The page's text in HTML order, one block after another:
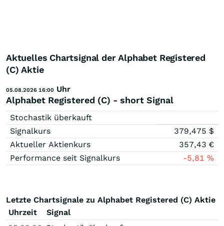
Aktuelles Chartsignal der Alphabet Registered
(C) Aktie
05.08.2026 16:00 Uhr
Alphabet Registered (C) - short Signal
Stochastik überkauft
Signalkurs
379,475 $
Aktueller Aktienkurs
357,43 €
Performance seit Signalkurs
-5,81 %
Letzte Chartsignale zu Alphabet Registered (C) Aktie
Uhrzeit
Signal